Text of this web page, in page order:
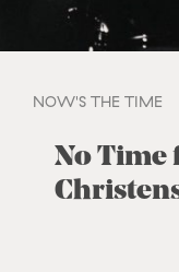
NOW'S THE TIME
No Time